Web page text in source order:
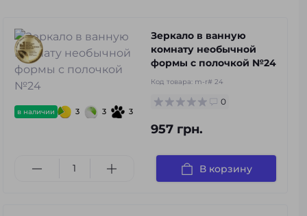
в наличии 3 3 3
Зеркало в ванную
комнату необычной
формы с полочкой №24
Код товара: m-r# 24
0
957 грн.
В корзину